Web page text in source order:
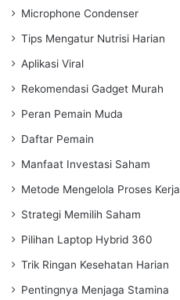
Microphone Condenser
Tips Mengatur Nutrisi Harian
Aplikasi Viral
Rekomendasi Gadget Murah
Peran Pemain Muda
Daftar Pemain
Manfaat Investasi Saham
Metode Mengelola Proses Kerja
Strategi Memilih Saham
Pilihan Laptop Hybrid 360
Trik Ringan Kesehatan Harian
Pentingnya Menjaga Stamina